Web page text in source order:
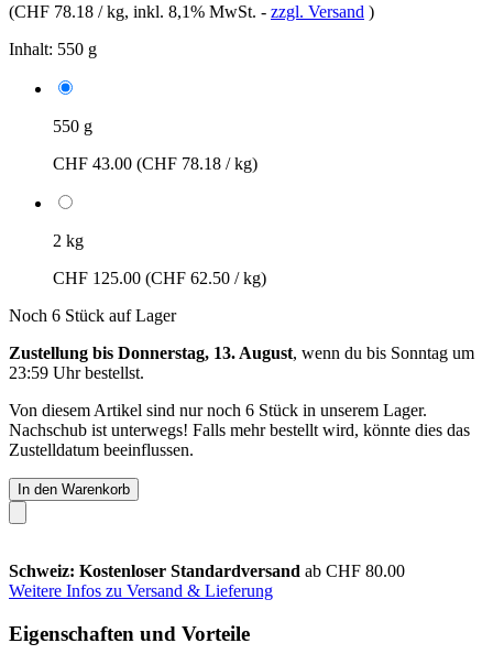
(CHF 78.18 / kg, inkl. 8,1% MwSt. - zzgl. Versand )
Inhalt: 550 g
550 g
CHF 43.00 (CHF 78.18 / kg)
2 kg
CHF 125.00 (CHF 62.50 / kg)
Noch 6 Stück auf Lager
Zustellung bis Donnerstag, 13. August, wenn du bis Sonntag um
23:59 Uhrbestellst.
Von diesem Artikel sind nur noch 6 Stück in unserem Lager.
Nachschub ist unterwegs! Falls mehr bestellt wird, könnte dies das
Zustelldatum beeinflussen.
In den Warenkorb
Schweiz: Kostenloser Standardversand ab CHF 80.00
Weitere Infos zu Versand & Lieferung
Eigenschaften und Vorteile